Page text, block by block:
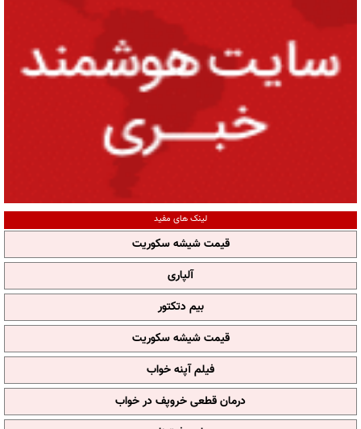
لینک های مفید
قیمت شیشه سکوریت
آلپاری
بیم دتکتور
قیمت شیشه سکوریت
فیلم آپنه خواب
درمان قطعی خروپف در خواب